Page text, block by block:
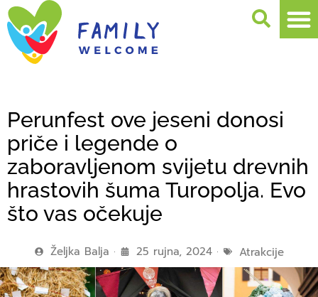
Perunfest ove jeseni donosi
priče i legende o
zaboravljenom svijetu drevnih
hrastovih šuma Turopolja. Evo
što vas očekuje
Željka Balja 25 rujna, 2024 Atrakcije